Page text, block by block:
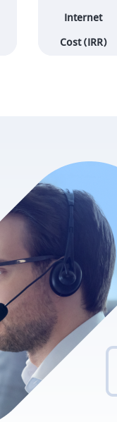
Internet
Cost (IRR)